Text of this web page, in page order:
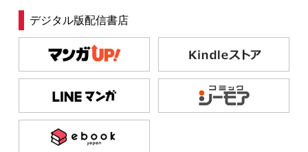
デジタル版配信書店